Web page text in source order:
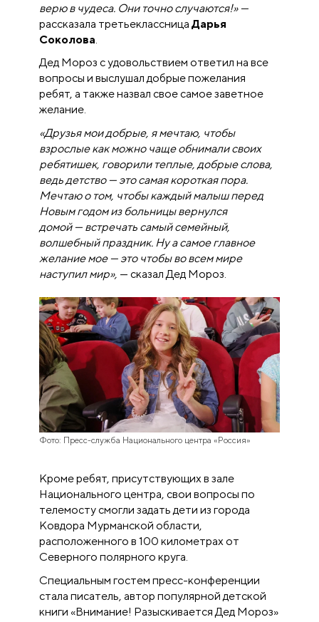
верю в чудеса. Они точно случаются!» —
рассказала третьеклассницаДарья
Соколова
Дед Мороз с удовольствием ответил на все
вопросы и выслушал добрые пожелания
ребят, а также назвал свое самое заветное
желание.
«Друзья мои добрые, я мечтаю, чтобы
взрослые как можно чаще обнимали своих
ребятишек, говорили теплые, добрые слова,
ведь детство — это самая короткая пора.
Мечтаю о том, чтобы каждый малыш перед
Новым годом из больницы вернулся
домой— встречать самый семейный,
волшебный праздник. Ну а самое главное
желание мое — это чтобы во всем мире
наступил мир», — сказал Дед Мороз.
Фото: Пресс-служба Национального центра «Россия»
Кроме ребят, присутствующих в зале
Национального центра, свои вопросы по
телемосту смогли задать дети из города
Ковдора Мурманской области,
расположенного в 100 километрах от
Северного полярного круга.
Специальным гостем пресс-конференции
стала писатель, автор популярной детской
книги «Внимание! Разыскивается Дед Мороз»